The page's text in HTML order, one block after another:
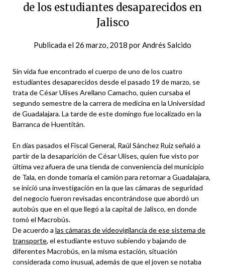
de los estudiantes desaparecidos en
Jalisco
Publicada el 26 marzo, 2018 porAndrés Salcido
Sin vida fue encontrado el cuerpo de uno de los cuatro
estudiantes desaparecidos desde el pasado 19 de marzo, se
trata de César Ulises Arellano Camacho, quien cursaba el
segundo semestre de la carrera de medicina en la Universidad
de Guadalajara. La tarde de este domingo fue localizado en la
Barranca de Huentitán.
En días pasados el Fiscal General, Raúl Sánchez Ruiz señaló a
partir de la desaparición de César Ulises, quien fue visto por
última vez afuera de una tienda de conveniencia del municipio
de Tala, en donde tomaría el camión para retornar a Guadalajara,
se inició una investigación en la que las cámaras de seguridad
del negocio fueron revisadas encontrándose que abordó un
autobús que en el que llegó a la capital de Jalisco, en donde
tomó el Macrobús.
De acuerdo a las cámaras de videovigilancia de ese sistema de
transporte, el estudiante estuvo subiendo y bajando de
diferentes Macrobús, en la misma estación, situación
considerada como inusual, además de que el joven se notaba